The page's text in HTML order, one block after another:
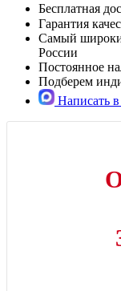
Бесплатная
Гарантия
Самый
России
Постоянное
Подберем
Написать